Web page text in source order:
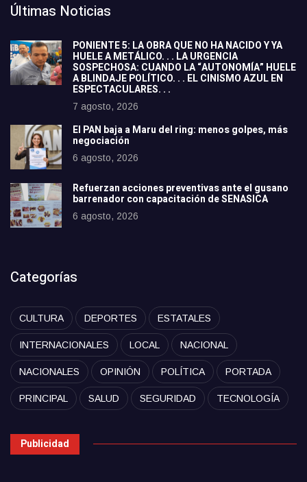
Últimas Noticias
PONIENTE 5: LA OBRA QUE NO HA NACIDO Y YA
HUELE A METÁLICO. . . LA URGENCIA
SOSPECHOSA: CUANDO LA “AUTONOMÍA” HUELE
A BLINDAJE POLÍTICO. . . EL CINISMO AZUL EN
ESPECTACULARES. . .
7 agosto, 2026
El PAN baja a Maru del ring: menos golpes, más
negociación
6 agosto, 2026
Refuerzan acciones preventivas ante el gusano
barrenador con capacitación de SENASICA
6 agosto, 2026
Categorías
CULTURA DEPORTES ESTATALES
INTERNACIONALES LOCAL NACIONAL
NACIONALES OPINIÓN POLÍTICA PORTADA
PRINCIPAL SALUD SEGURIDAD TECNOLOGÍA
Publicidad